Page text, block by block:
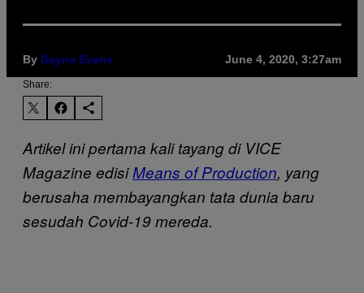
By Dayna Evans June 4, 2020, 3:27am
Share:
Artikel ini pertama kali tayang di VICE
Magazine edisiMeans of Production, yang
berusaha membayangkan tata dunia baru
sesudah Covid-19 mereda.